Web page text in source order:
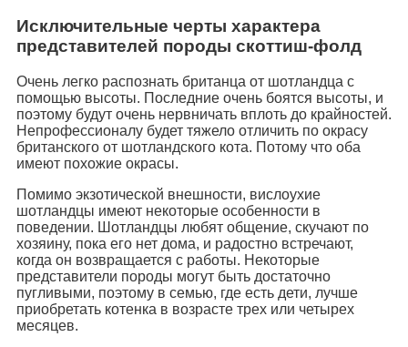
Исключительные черты характера
представителей породы скоттиш-фолд
Очень легко распознать британца от шотландца с
помощью высоты. Последние очень боятся высоты, и
поэтому будут очень нервничать вплоть до крайностей.
Непрофессионалу будет тяжело отличить по окрасу
британского от шотландского кота. Потому что оба
имеют похожие окрасы.
Помимо экзотической внешности, вислоухие
шотландцы имеют некоторые особенности в
поведении. Шотландцы любят общение, скучают по
хозяину, пока его нет дома, и радостно встречают,
когда он возвращается с работы. Некоторые
представители породы могут быть достаточно
пугливыми, поэтому в семью, где есть дети, лучше
приобретать котенка в возрасте трех или четырех
месяцев.